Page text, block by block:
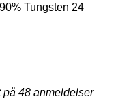
Tungsten 24
på 48 anmeldelser